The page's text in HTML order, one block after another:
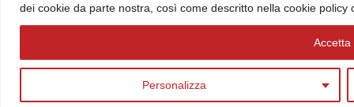
dei cookie da parte nostra, così come descritto nella cookie policy
Personalizza
Accetta